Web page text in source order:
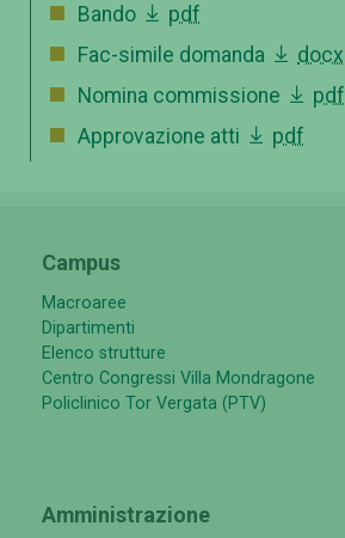
Bando
pdf
Fac-simile domanda
docx
Nomina commissione
pdf
Approvazione atti
pdf
Campus
Macroaree
Dipartimenti
Elenco strutture
Centro Congressi Villa Mondragone
Policlinico Tor Vergata (PTV)
Amministrazione